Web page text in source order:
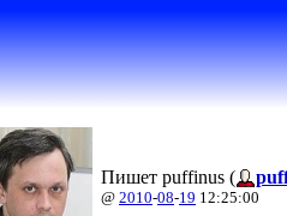
Пишет puffinus (
@ 2010-08-19 12:25:00